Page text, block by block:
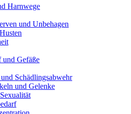
Harnwege
und Unbehagen
Gefäße
Schädlingsabwehr
und Gelenke